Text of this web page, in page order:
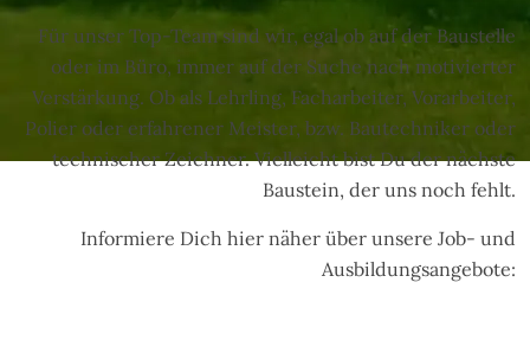
Für unser Top-Team sind wir, egal ob auf der Baustelle
oder im Büro, immer auf der Suche nach motivierter
Verstärkung. Ob als Lehrling, Facharbeiter, Vorarbeiter,
Polier oder erfahrener Meister, bzw. Bautechniker oder
technischer Zeichner. Vielleicht bist Du der nächste
Baustein, der uns noch fehlt.
Informiere Dich hier näher über unsere Job- und
Ausbildungsangebote: